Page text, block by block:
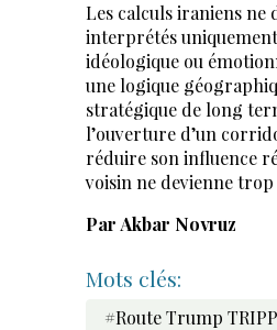
Les calculs iraniens ne
interprétés
idéologique ou
une logique
stratégique de long
l’ouverture d’un
réduire son influence
voisin ne devienne trop
Par Akbar Novruz
Mots clés:
#Route Trump TRIPP